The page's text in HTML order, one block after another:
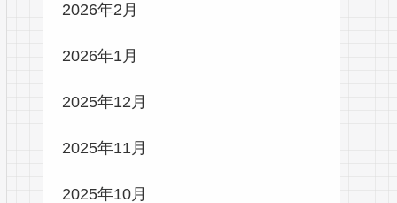
2026年2月
2026年1月
2025年12月
2025年11月
2025年10月